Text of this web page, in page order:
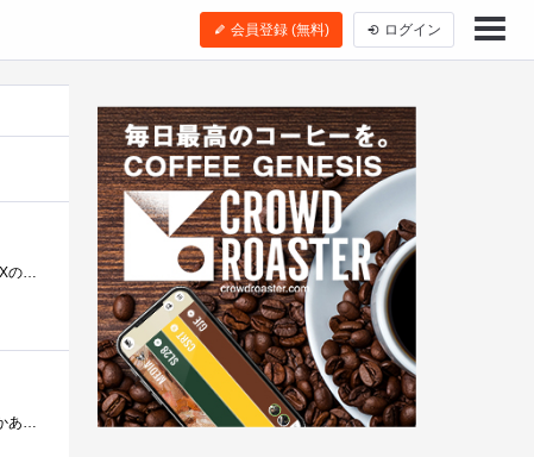
会員登録 (無料) ログイン
Corsair400Rの底面ファンに使います．以前も書きましたが，120/140mmのファンを取り付けられるのですが，ENERMAXのEPM1000EWTが大きいので，140mmは干渉し�...
120mmのファンが異常音出しているものが出てきましたので交換用に購入しました。薄いですね。本体の厚さが12mmしかありません。メーカサイトに�...